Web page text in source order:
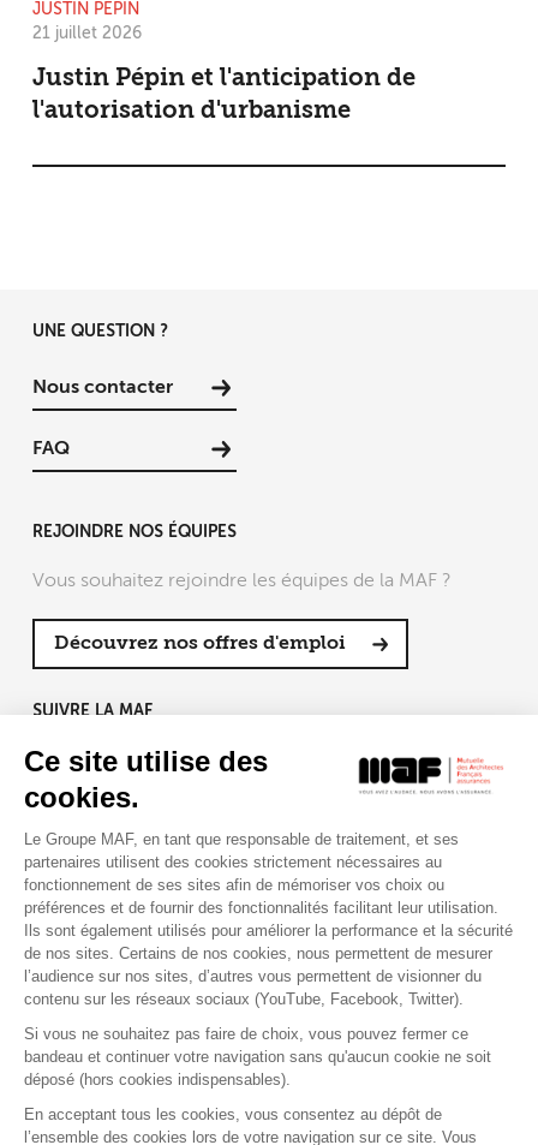
Ce site utilise des
cookies.
Le Groupe MAF, en tant que responsable de traitement, et ses
partenaires utilisent des cookies strictement nécessaires au
fonctionnement de ses sites afin de mémoriser vos choix ou
préférences et de fournir des fonctionnalités facilitant leur utilisation.
Ils sont également utilisés pour améliorer la performance et la sécurité
de nos sites. Certains de nos cookies, nous permettent de mesurer
l’audience sur nos sites, d’autres vous permettent de visionner du
contenu sur les réseaux sociaux (YouTube, Facebook, Twitter).
Si vous ne souhaitez pas faire de choix, vous pouvez fermer ce
bandeau et continuer votre navigation sans qu'aucun cookie ne soit
déposé (hors cookies indispensables).
En acceptant tous les cookies, vous consentez au dépôt de
l’ensemble des cookies lors de votre navigation sur ce site. Vous
JUSTIN PÉPIN
21 juillet 2026
Justin Pépin et l'anticipation de
l'autorisation d'urbanisme
UNE QUESTION ?
Nous contacter
FAQ
REJOINDRE NOS ÉQUIPES
Vous souhaitez rejoindre les équipes de la MAF ?
Découvrez nos offres d'emploi
SUIVRE LA MAF
RETROUVEZ-NOUS SUR :
Contact Presse Assistance
Mentions légales
Gestion des cookies